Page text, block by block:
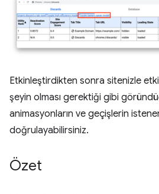
Etkinleştirdikten sonra sitenizle
şeyin olması gerektiği gibi
animasyonların ve geçişlerin istenen
doğrulayabilirsiniz.
Özet